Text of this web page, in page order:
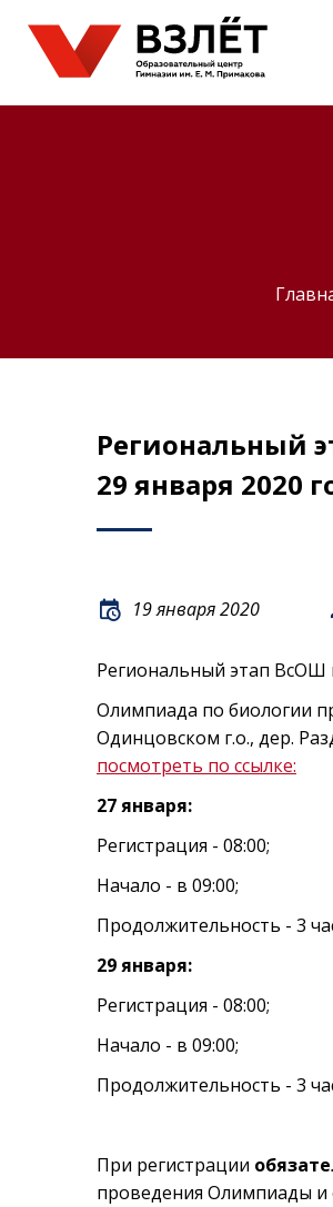
Региональный
29 января 2020
19 января 2020
Региональный этап ВсОШ
Олимпиада по биологии
Одинцовском г.о., дер.
посмотреть по ссылке:
27 января:
Регистрация - 08:00;
Начало - в 09:00;
Продолжительность - 3
29 января:
Регистрация - 08:00;
Начало - в 09:00;
Продолжительность - 3
При регистрации
проведения Олимпиады и